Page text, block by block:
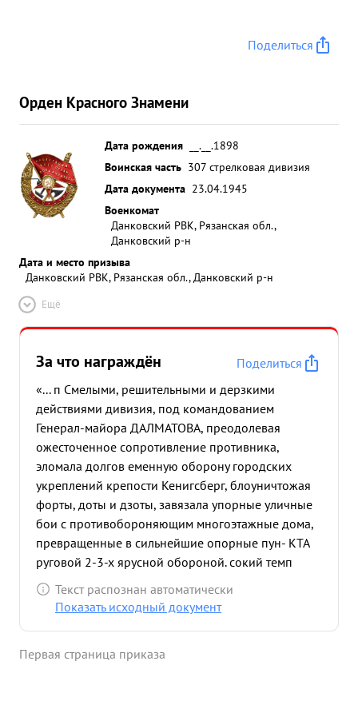
Поделиться
Орден Красного Знамени
Дата рождения
__.__.1898
Воинская часть 307 стрелковая дивизия
Дата документа 23.04.1945
Военкомат
Данковский РВК, Рязанская обл.,
Данковский р-н
Дата и место призыва
Данковский РВК, Рязанская обл., Данковский р-н
Ещё
За что награждён
Поделиться
«... п Смелыми, решительными и дерзкими
действиями дивизия, под командованием
Генерал-майора ДАЛМАТОВА, преодолевая
ожесточенное сопротивление противника,
эломала долгов еменную оборону городских
укреплений крепости Кенигсберг, блоуничтожая
форты, доты и дзоты, завязала упорные уличные
бои с противобороняющим многоэтажные дома,
превращенные в сильнейшие опорные пун- КТА
руговой 2-3-х ярусной обороной. сокий темп
наступле дивизии привелкокружению основной
группировки прот ика и ее капитуляции. ходе
боя, преодолев-18 линий траншей, 4
Текст распознан автоматически
Показать исходный документ
Первая страница приказа